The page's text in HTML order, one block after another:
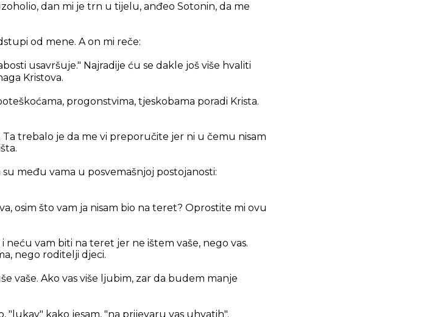
dan mi je trn u tijelu, anđeo Sotonin, da me
od mene. A on mi reče:
usavršuje." Najradije ću se dakle još više hvaliti
Kristova.
progonstvima, tjeskobama poradi Krista.
Ta trebalo je da me vi preporučite jer ni u čemu nisam
među vama u posvemašnjoj postojanosti:
osim što vam ja nisam bio na teret? Oprostite mi ovu
neću vam biti na teret jer ne ištem vaše, nego vas.
nego roditelji djeci.
vaše. Ako vas više ljubim, zar da budem manje
"lukav" kako jesam, "na prijevaru vas uhvatih".